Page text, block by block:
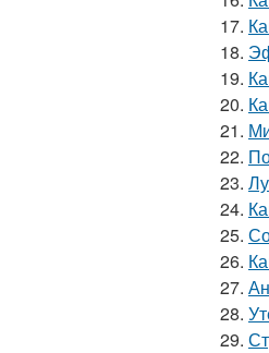
17.
18.
19.
20.
21.
22.
23.
24.
25.
26.
27.
28.
29.